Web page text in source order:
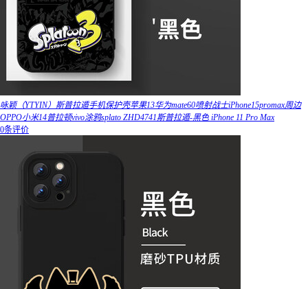
咏颖（YTYIN）斯普拉遁手机保护壳苹果13华为mate60喷射战士iPhone15promax周边
OPPO小米14普拉顿vivo涂鸦splato ZHD4741斯普拉遁-黑色 iPhone 11 Pro Max
0条评价